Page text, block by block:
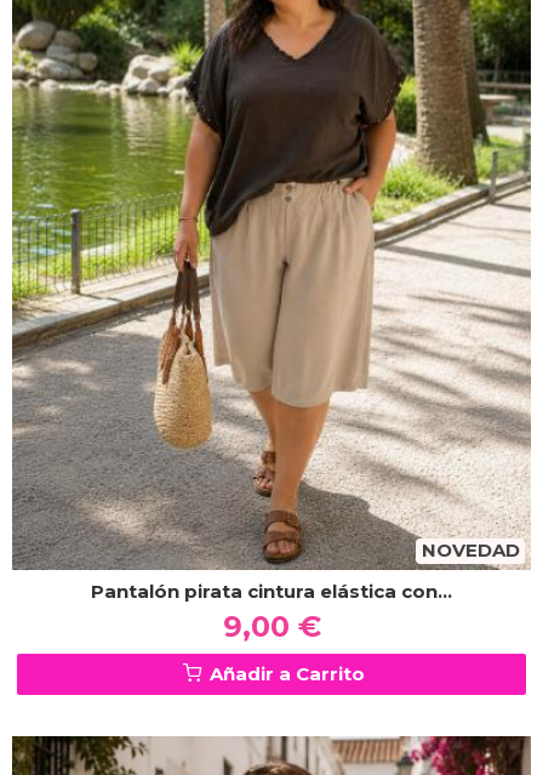
NOVEDAD
Pantalón pirata cintura elástica con...
9,00 €
Añadir a Carrito